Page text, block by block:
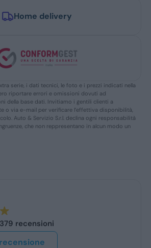
Home delivery
serie, i dati tecnici, le foto e i prezzi indicati nella
riportare errori e omissioni dovuti ad
della base dati. Invitiamo i gentili clienti a
o via e-mail per verificare l’effettiva disponibilità,
Auto & Servizio S.r.l. declina ogni responsabilità
che non reppresentano in alcun modo un
recensioni